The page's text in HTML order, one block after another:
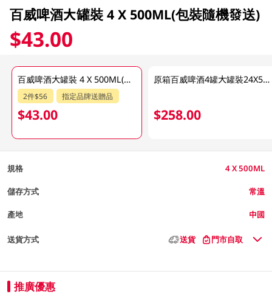
百威啤酒大罐裝 4 X 500ML(包裝隨機發送)
$43.00
百威啤酒大罐裝 4 X 500ML(包裝隨機發送)
2件$56 指定品牌送贈品
$43.00
原箱百威啤酒4罐大罐裝24X500ML
$258.00
規格 4 X 500ML
儲存方式 常溫
產地 中國
送貨方式 送貨 門市自取
推廣優惠